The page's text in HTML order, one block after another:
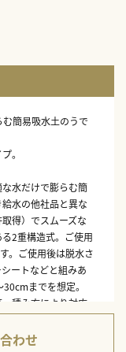
簡易吸水土のうで
。
水だけで膨らむ簡
水の他社品と異な
得）でスムーズな
2重構造式。ご使用
。ご使用後は脱水さ
ートなどと組みあ
までを想定。
積み方により対応
いません。
わせ